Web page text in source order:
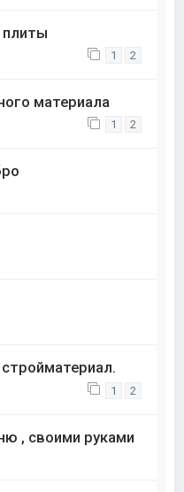
плиты
1 2
материала
1 2
1 2
, своими руками